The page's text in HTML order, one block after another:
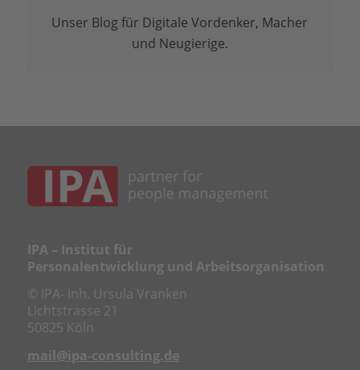
Unser Blog für Digitale Vordenker, Macher
und Neugierige.
IPA – Institut für
Personalentwicklung und Arbeitsorganisation
© IPA- Inh. Ursula Vranken
Lichtstrasse 21
50825 Köln
mail@ipa-consulting.de